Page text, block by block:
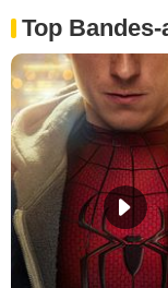
Top